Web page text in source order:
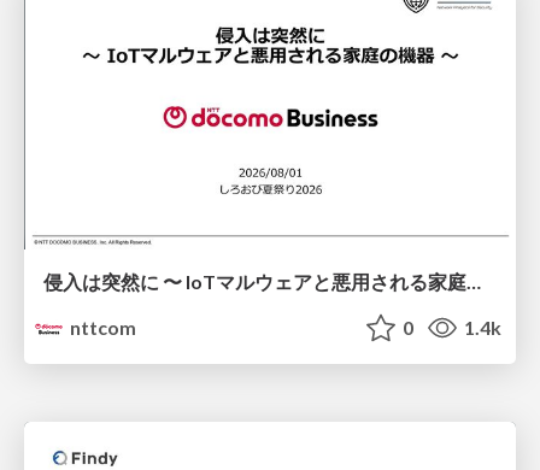
侵入は突然に 〜 IoTマルウェアと悪用される家庭の機器 ～ / When Intrusion Strikes: IoT Malware and the Abuse of Home Devices
nttcom
0 1.4k